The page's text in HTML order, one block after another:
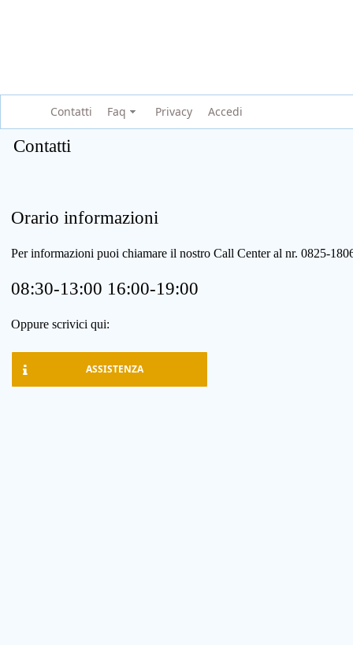
Contatti Faq Privacy Accedi
Contatti
Orario informazioni
Per informazioni puoi chiamare il nostro Call Center al nr. 0825-
08:30-13:00 16:00-19:00
Oppure scrivici qui:
ASSISTENZA